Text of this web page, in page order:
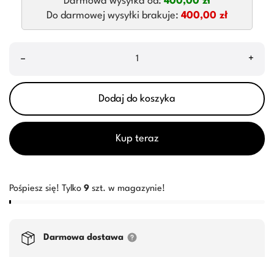
Do darmowej wysyłki brakuje: 400,00 zł
– +
Dodaj do koszyka
Kup teraz
Pośpiesz się! Tylko 9 szt. w magazynie!
Darmowa dostawa